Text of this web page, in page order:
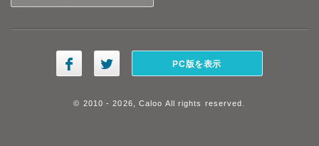
PC版を表示
© 2010 - 2026, Caloo All rights reserved.